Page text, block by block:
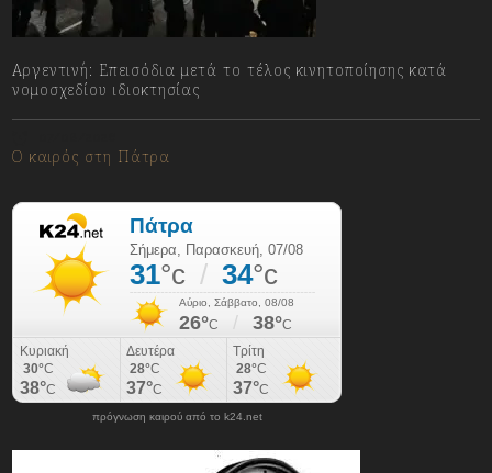
Αργεντινή: Επεισόδια μετά το τέλος κινητοποίησης κατά
νομοσχεδίου ιδιοκτησίας
Ο καιρός στη Πάτρα
πρόγνωση καιρού από το k24.net